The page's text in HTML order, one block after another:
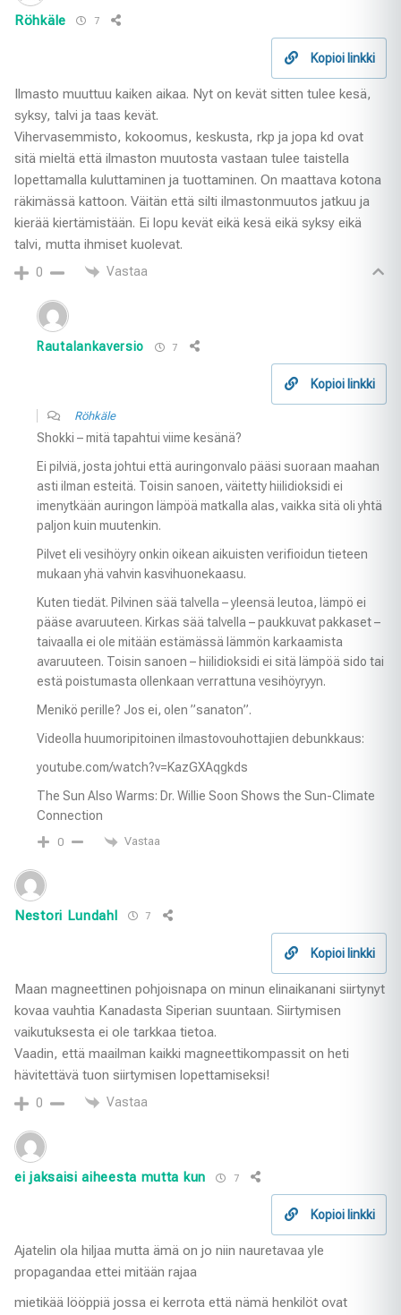
Röhkäle 7
Kopioi linkki
Ilmasto muuttuu kaiken aikaa. Nyt on kevät sitten tulee kesä,
syksy, talvi ja taas kevät.
Vihervasemmisto, kokoomus, keskusta, rkp ja jopa kd ovat
sitä mieltä että ilmaston muutosta vastaan tulee taistella
lopettamalla kuluttaminen ja tuottaminen. On maattava kotona
räkimässä kattoon. Väitän että silti ilmastonmuutos jatkuu ja
kierää kiertämistään. Ei lopu kevät eikä kesä eikä syksy eikä
talvi, mutta ihmiset kuolevat.
0 Vastaa
Rautalankaversio 7
Kopioi linkki
Röhkäle
Shokki – mitä tapahtui viime kesänä?
Ei pilviä, josta johtui että auringonvalo pääsi suoraan maahan
asti ilman esteitä. Toisin sanoen, väitetty hiilidioksidi ei
imenytkään auringon lämpöä matkalla alas, vaikka sitä oli yhtä
paljon kuin muutenkin.
Pilvet eli vesihöyry onkin oikean aikuisten verifioidun tieteen
mukaan yhä vahvin kasvihuonekaasu.
Kuten tiedät. Pilvinen sää talvella – yleensä leutoa, lämpö ei
pääse avaruuteen. Kirkas sää talvella – paukkuvat pakkaset –
taivaalla ei ole mitään estämässä lämmön karkaamista
avaruuteen. Toisin sanoen – hiilidioksidi ei sitä lämpöä sido tai
estä poistumasta ollenkaan verrattuna vesihöyryyn.
Menikö perille? Jos ei, olen ”sanaton”.
Videolla huumoripitoinen ilmastovouhottajien debunkkaus:
youtube.com/watch?v=KazGXAqgkds
The Sun Also Warms: Dr. Willie Soon Shows the Sun-Climate
Connection
0 Vastaa
Nestori Lundahl 7
Kopioi linkki
Maan magneettinen pohjoisnapa on minun elinaikanani siirtynyt
kovaa vauhtia Kanadasta Siperian suuntaan. Siirtymisen
vaikutuksesta ei ole tarkkaa tietoa.
Vaadin, että maailman kaikki magneettikompassit on heti
hävitettävä tuon siirtymisen lopettamiseksi!
0 Vastaa
ei jaksaisi aiheesta mutta kun 7
Kopioi linkki
Ajatelin ola hiljaa mutta ämä on jo niin nauretavaa yle
propagandaa ettei mitään rajaa
mietikää lööppiä jossa ei kerrota että nämä henkilöt ovat